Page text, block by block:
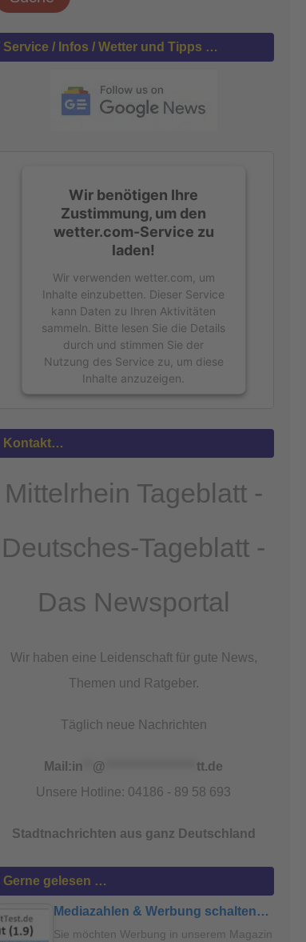
Service / Infos / Wetter und Tipps …
Wir benötigen Ihre
Zustimmung, um den
wetter.com-Service zu
laden!
Wir verwenden wetter.com, um
Inhalte einzubetten. Dieser Service
kann Daten zu Ihren Aktivitäten
sammeln. Bitte lesen Sie die Details
durch und stimmen Sie der
Nutzung des Service zu, um diese
Inhalte anzuzeigen.
Informationen
Akzeptieren
powered byUsercentrics Consent
Management Platform&eRecht24
Kontakt…
Mittelrhein Tageblatt -
Deutsches-Tageblatt -
Das Newsportal
Wir haben eine Leidenschaft für gute News,
Themen und Ratgeber.
Täglich neue Nachrichten
Mail:in @ *******************tt.de
Unsere Hotline: 04186 - 89 58 693
Stadtnachrichten aus ganz Deutschland
Gerne gelesen …
Mediazahlen & Werbung schalten…
Sie möchten Werbung in unserem Magazin